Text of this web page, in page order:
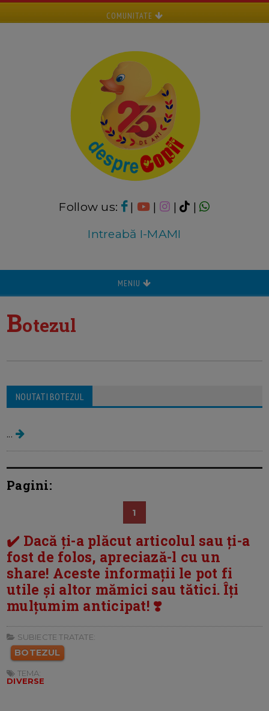
COMUNITATE
Follow us: | | |
|
Intreabă I-MAMI
MENIU
Botezul
NOUTATI BOTEZULBotezul copilului
...
Pagini:
1
✔️ Dacă ți-a plăcut articolul sau ți-a
fost de folos, apreciază-l cu un
share! Aceste informații le pot fi
utile și altor mămici sau tătici. Îți
mulțumim anticipat! ❣️
SUBIECTE TRATATE:
BOTEZUL
TEMA:
DIVERSE